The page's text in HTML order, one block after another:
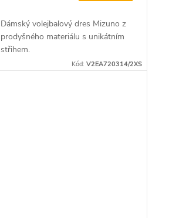
Dámský volejbalový dres Mizuno z
prodyšného materiálu s unikátním
střihem.
Kód: V2EA720314/2XS